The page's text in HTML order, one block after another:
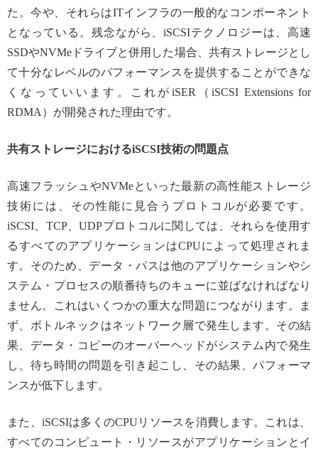
た。今や、それらはITインフラの一般的なコンポーネント
となっている。残念ながら、iSCSIテクノロジーは、高速
SSDやNVMeドライブと併用した場合、共有ストレージとし
て十分なレベルのパフォーマンスを提供することができな
くなっていいます。これがiSER（iSCSI Extensions for
RDMA）が開発された理由です。
共有ストレージにおけるiSCSI技術の問題点
高速フラッシュやNVMeといった最新の高性能ストレージ
技術には、その性能に見合うプロトコルが必要です。
iSCSI、TCP、UDPプロトコルに関しては、それらを使用す
るすべてのアプリケーションはCPUによって処理されま
す。そのため、データ・パスは他のアプリケーションやシ
ステム・プロセスの順番待ちのキューに並ばなければなり
ません。これはいくつかの重大な問題につながります。ま
ず、ボトルネックはネットワーク層で発生します。その結
果、データ・コピーのオーバーヘッドがシステム内で発生
し、待ち時間の問題を引き起こし、その結果、パフォーマ
ンスが低下します。
また、iSCSIは多くのCPUリソースを消費します。これは、
すべてのコンピュート・リソースがアプリケーションとイ